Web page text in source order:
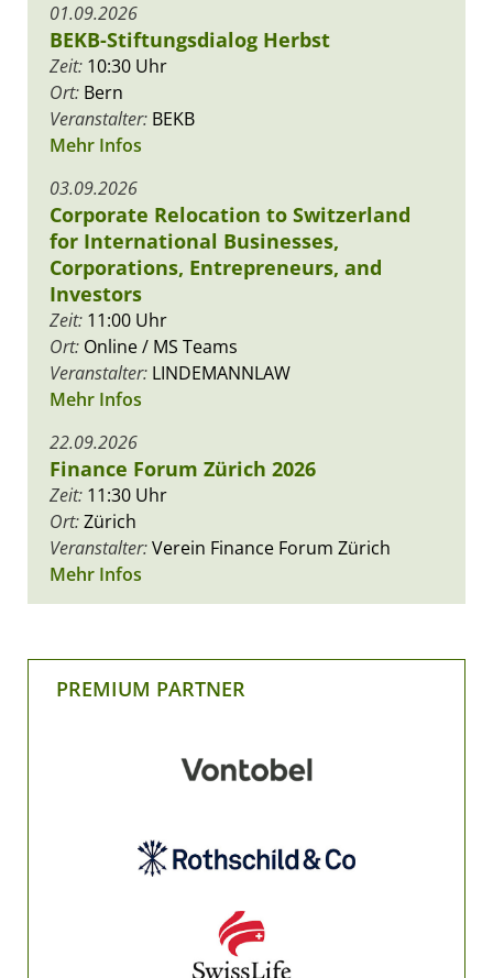
01.09.2026
BEKB-Stiftungsdialog Herbst
Zeit: 10:30 Uhr
Ort: Bern
Veranstalter: BEKB
Mehr Infos
03.09.2026
Corporate Relocation to Switzerland
for International Businesses,
Corporations, Entrepreneurs, and
Investors
Zeit: 11:00 Uhr
Ort: Online / MS Teams
Veranstalter: LINDEMANNLAW
Mehr Infos
22.09.2026
Finance Forum Zürich 2026
Zeit: 11:30 Uhr
Ort:Zürich
Veranstalter:Verein Finance Forum Zürich
Mehr Infos
PREMIUM PARTNER